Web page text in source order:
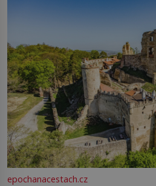
epochanacestach.cz